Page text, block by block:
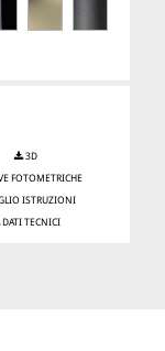
3D
FOTOMETRICHE
ISTRUZIONI
DATI TECNICI